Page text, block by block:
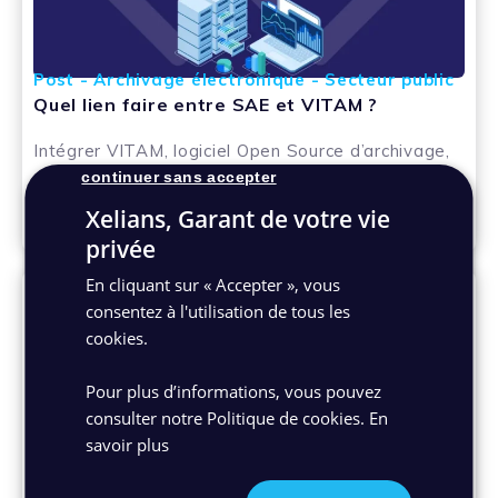
Post - Archivage électronique - Secteur public
Quel lien faire entre SAE et VITAM ?
Intégrer VITAM, logiciel Open Source d’archivage,
dans un Système d’Archivage Electronique (SAE)
14/10/2022Xelians, Garant de votre vie
privée
En cliquant sur « Accepter », vous
consentez à l'utilisation de tous les
cookies.
Pour plus d’informations, vous pouvez
consulter notre Politique de cookies. En
savoir plus
continuer sans accepter